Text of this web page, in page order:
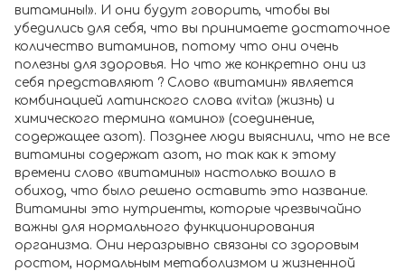
витамины!». И они будут говорить, чтобы вы
убедились для себя, что вы принимаете достаточное
количество витаминов, потому что они очень
полезны для здоровья. Но что же конкретно они из
себя представляют ? Слово «витамин» является
комбинацией латинского слова «vita» (жизнь) и
химического термина «амино» (соединение,
содержащее азот). Позднее люди выяснили, что не все
витамины содержат азот, но так как к этому
времени слово «витамины» настолько вошло в
обиход, что было решено оставить это название.
Витамины это нутриенты, которые чрезвычайно
важны для нормального функционирования
организма. Они неразрывно связаны со здоровым
ростом, нормальным метаболизмом и жизненной